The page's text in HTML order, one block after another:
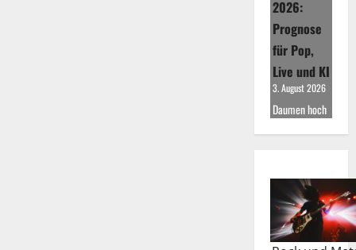
2026:
Prognose
für Pop,
Live und KI
3. August 2026
Daumen hoch